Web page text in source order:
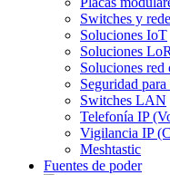
Switches y
Soluciones IoT
Soluciones
Soluciones red
Seguridad para
Switches LAN
Telefonía IP
Vigilancia IP
Meshtastic
Fuentes de poder